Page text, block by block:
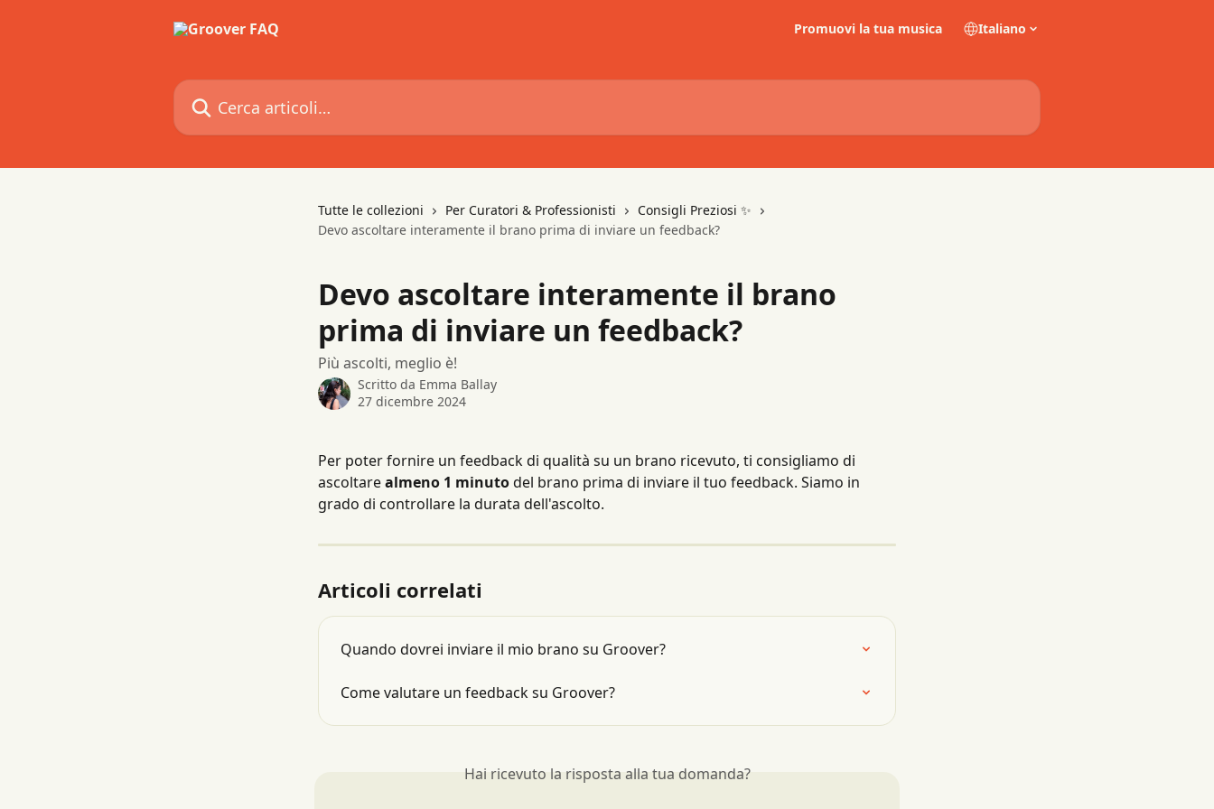
Promuovi la tua musica Italiano
Cerca articoli…
Tutte le collezioni Per Curatori & Professionisti
Consigli Preziosi ✨
Devo ascoltare interamente il brano prima di inviare un feedback?
Devo ascoltare interamente il brano
prima di inviare un feedback?
Più ascolti, meglio è!
Scritto da Emma Ballay
27 dicembre 2024
Per poter fornire un feedback di qualità su un brano ricevuto, ti consigliamo di
ascoltare almeno 1 minuto del brano prima di inviare il tuo feedback. Siamo in
grado di controllare la durata dell'ascolto.
Articoli correlati
Quando dovrei inviare il mio brano su Groover?
Come valutare un feedback su Groover?
Hai ricevuto la risposta alla tua domanda?